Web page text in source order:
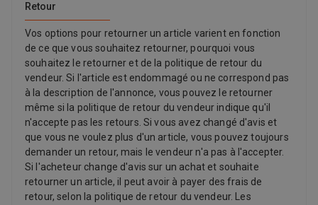
Retour
Vos options pour retourner un article varient en fonction
de ce que vous souhaitez retourner, pourquoi vous
souhaitez le retourner et de la politique de retour du
vendeur. Si l'article est endommagé ou ne correspond pas
à la description de l'annonce, vous pouvez le retourner
même si la politique de retour du vendeur indique qu'il
n'accepte pas les retours. Si vous avez changé d'avis et
que vous ne voulez plus d'un article, vous pouvez toujours
demander un retour, mais le vendeur n'a pas à l'accepter.
Si l'acheteur change d'avis sur un achat et souhaite
retourner un article, il peut avoir à payer des frais de
retour, selon la politique de retour du vendeur. Les